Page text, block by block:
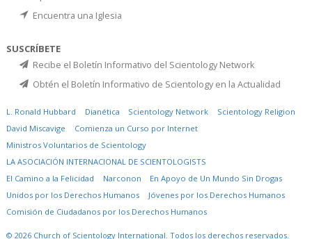
Encuentra una Iglesia
SUSCRÍBETE
Recibe el Boletín Informativo del Scientology Network
Obtén el Boletín Informativo de Scientology en la Actualidad
L. Ronald Hubbard Dianética Scientology Network
Scientology Religion
David Miscavige
Comienza un Curso por Internet
Ministros Voluntarios de Scientology
LA ASOCIACIÓN INTERNACIONAL DE SCIENTOLOGISTS
El Camino a la Felicidad
Narconon
En Apoyo de Un Mundo Sin Drogas
Unidos por los Derechos Humanos
Jóvenes por los Derechos Humanos
Comisión de Ciudadanos por los Derechos Humanos
© 2026 Church of Scientology International. Todos los derechos reservados.